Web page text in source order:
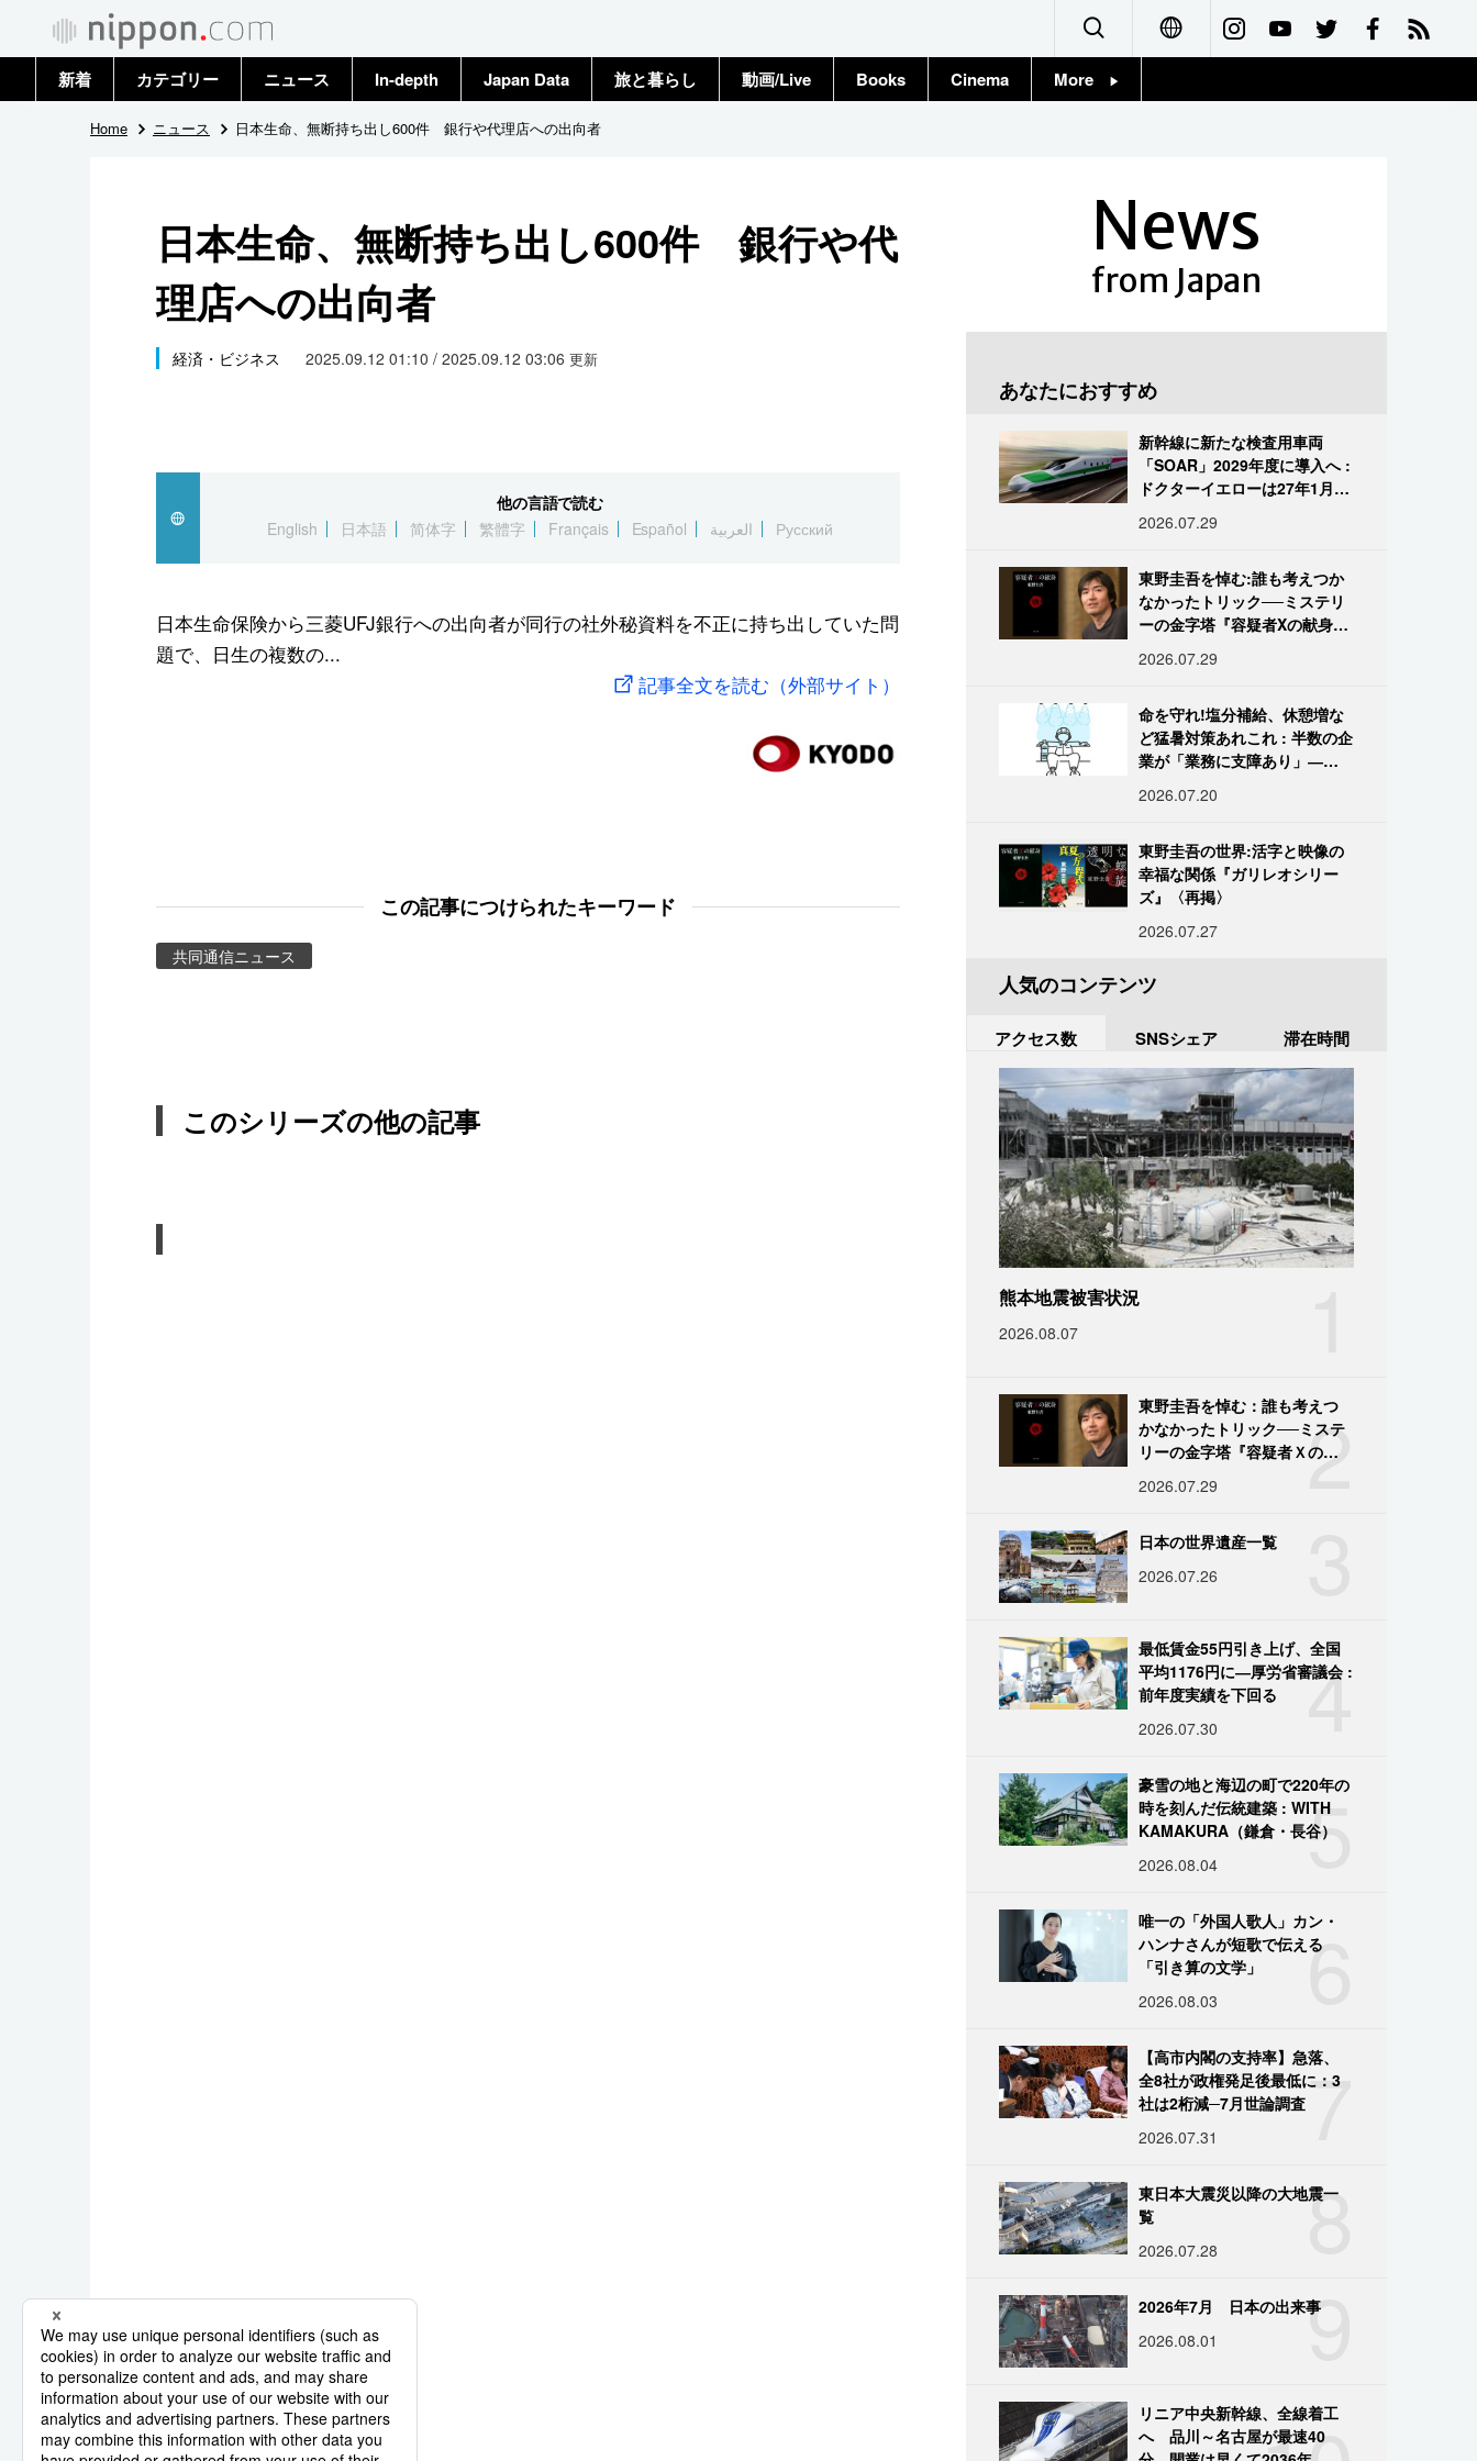
Français
新着 カテゴリー
政治・外交
国際
社会
文化
スポーツ・東京2020
ニュース
トップ
In-depth Japan Data 旅と暮らし 動画/Live Books Cinema More
Home ニュース 日本生命、無断持ち出し600件 銀行や代理店への出向者
日本生命、無断持ち出し600件 銀行や代
理店への出向者
経済・ビジネス 2025.09.12 01:10 / 2025.09.12 03:06 更新
他の言語で読む
English
日本語 简体字 繁體字 Français Español العربية Русский
日本生命保険から三菱UFJ銀行への出向者が同行の社外秘資料を不正に持ち出していた問
題で、日生の複数の...
記事全文を読む（外部サイト）
この記事につけられたキーワード
共同通信ニュース
このシリーズの他の記事
News
from Japan
あなたにおすすめ
新幹線に新たな検査用車両
「SOAR」2029年度に導入へ :
ドクターイエローは27年1月に
2026.07.29
東野圭吾を悼む:誰も考えつか
なかったトリック──ミステリ
ーの金字塔『容疑者Xの献身』
2026.07.29
命を守れ!塩分補給、休憩増な
ど猛暑対策あれこれ : 半数の企
業が「業務に支障あり」―帝
2026.07.20
東野圭吾の世界:活字と映像の
幸福な関係『ガリレオシリー
ズ』〈再掲〉
2026.07.27
人気のコンテンツ
アクセス数 SNSシェア 滞在時間
熊本地震被害状況
2026.08.07
2
東野圭吾を悼む：誰も考えつ
かなかったトリック──ミステ
リーの金字塔『容疑者Ｘの献
2026.07.29
日本の世界遺産一覧
2026.07.26
4
最低賃金55円引き上げ、全国
平均1176円に―厚労省審議会 :
前年度実績を下回る
2026.07.30
5
豪雪の地と海辺の町で220年の
時を刻んだ伝統建築 : WITH
KAMAKURA（鎌倉・長谷）
2026.08.04
6
唯一の「外国人歌人」カン・
ハンナさんが短歌で伝える
「引き算の文学」
2026.08.03
7
【高市内閣の支持率】急落、
全8社が政権発足後最低に：3
社は2桁減─7月世論調査
2026.07.31
8
東日本大震災以降の大地震一
覧
2026.07.28
9
2026年7月 日本の出来事
2026.08.01
リニア中央新幹線、全線着工
へ 品川～名古屋が最速40